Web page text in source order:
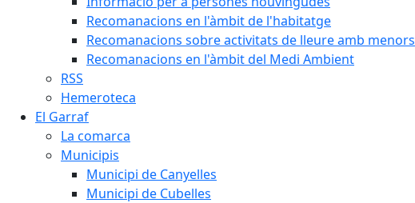
Recomanacions en l'àmbit de l'habitatge
Recomanacions sobre activitats de lleure amb menors
Recomanacions en l'àmbit del Medi Ambient
RSS
Hemeroteca
El Garraf
La comarca
Municipis
Municipi de Canyelles
Municipi de Cubelles